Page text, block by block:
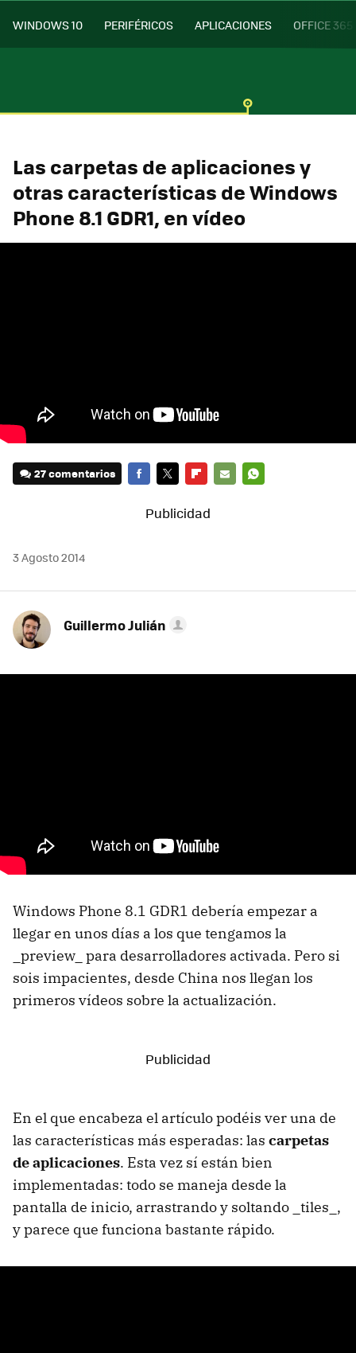
WINDOWS 10 PERIFÉRICOS APLICACIONES OFFICE 365
Las carpetas de aplicaciones y
otras características de Windows
Phone 8.1 GDR1, en vídeo
27 comentarios
3 Agosto 2014
Guillermo Julián
Windows Phone 8.1 GDR1 debería empezar a
llegar en unos días a los que tengamos la
_preview_ para desarrolladores activada. Pero si
sois impacientes, desde China nos llegan los
primeros vídeos sobre la actualización.
En el que encabeza el artículo podéis ver una de
las características más esperadas: las carpetas
de aplicaciones. Esta vez sí están bien
implementadas: todo se maneja desde la
pantalla de inicio, arrastrando y soltando _tiles_,
y parece que funciona bastante rápido.